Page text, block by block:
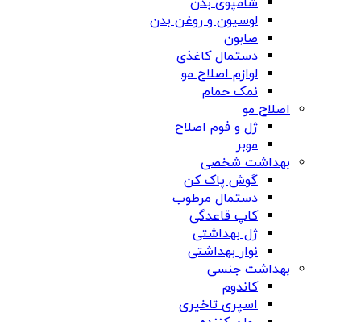
لوسیون و روغن بدن
صابون
دستمال کاغذی
لوازم اصلاح مو
نمک حمام
اصلاح مو
ژل و فوم اصلاح
موبر
بهداشت شخصی
گوش پاک کن
دستمال مرطوب
کاپ قاعدگی
ژل بهداشتی
نوار بهداشتی
بهداشت جنسی
کاندوم
اسپری تاخیری